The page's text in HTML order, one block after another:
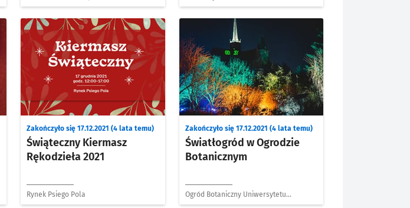
Świąteczny Kiermasz
Rękodzieła 2021
Zakończyło się 17.12.2021 (4 lata temu)
Rynek Psiego Pola
Światłogród w Ogrodzie
Botanicznym
Zakończyło się 17.12.2021 (4 lata temu)
Ogród Botaniczny Uniwersytetu
Wrocławskiego